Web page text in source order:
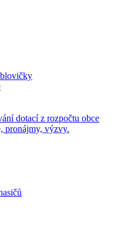
dotací z rozpočtu obce
pronájmy, výzvy.